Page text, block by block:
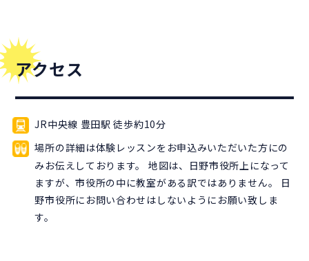
アクセス
JR中央線 豊田駅 徒歩約10分
場所の詳細は体験レッスンをお申込みいただいた方にの
みお伝えしております。 地図は、日野市役所上になって
ますが、市役所の中に教室がある訳ではありません。 日
野市役所にお問い合わせはしないようにお願い致しま
す。